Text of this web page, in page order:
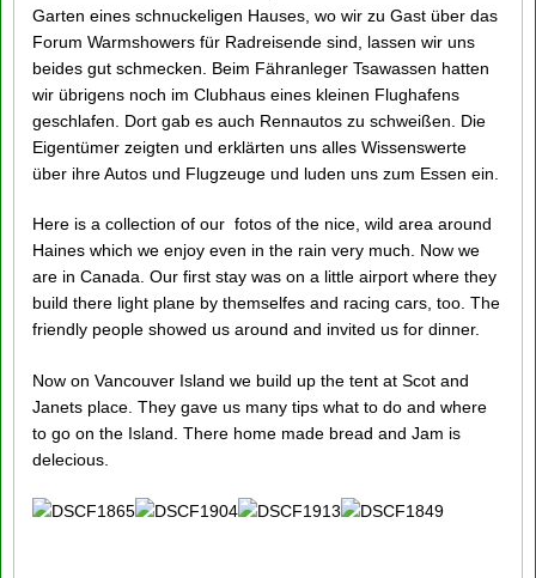
Garten eines schnuckeligen Hauses, wo wir zu Gast über das
Forum Warmshowers für Radreisende sind, lassen wir uns
beides gut schmecken. Beim Fähranleger Tsawassen hatten
wir übrigens noch im Clubhaus eines kleinen Flughafens
geschlafen. Dort gab es auch Rennautos zu schweißen. Die
Eigentümer zeigten und erklärten uns alles Wissenswerte
über ihre Autos und Flugzeuge und luden uns zum Essen ein.
Here is a collection of our fotos of the nice, wild area around
Haines which we enjoy even in the rain very much. Now we
are in Canada. Our first stay was on a little airport where they
build there light plane by themselfes and racing cars, too. The
friendly people showed us around and invited us for dinner.
Now on Vancouver Island we build up the tent at Scot and
Janets place. They gave us many tips what to do and where
to go on the Island. There home made bread and Jam is
delecious.